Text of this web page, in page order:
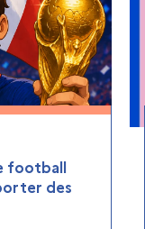
football
des